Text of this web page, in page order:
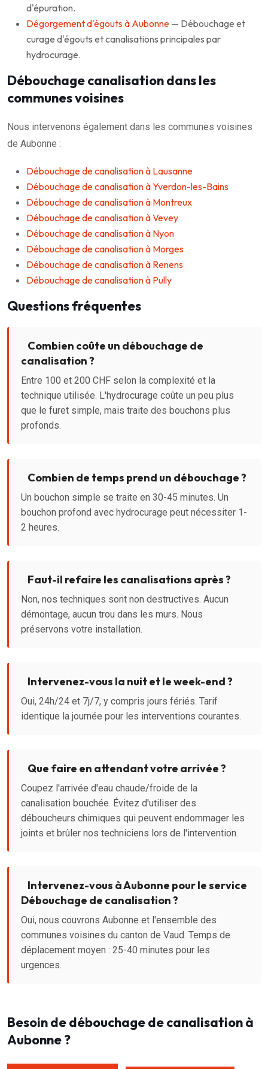
d'épuration.
Dégorgement d'égouts à Aubonne — Débouchage et
curage d'égouts et canalisations principales par
hydrocurage.
Débouchage canalisation dans les
communes voisines
Nous intervenons également dans les communes voisines
de Aubonne :
Débouchage de canalisation à Lausanne
Débouchage de canalisation à Yverdon-les-Bains
Débouchage de canalisation à Montreux
Débouchage de canalisation à Vevey
Débouchage de canalisation à Nyon
Débouchage de canalisation à Morges
Débouchage de canalisation à Renens
Débouchage de canalisation à Pully
Questions fréquentes
Combien coûte un débouchage de
canalisation ?
Entre 100 et 200 CHF selon la complexité et la
technique utilisée. L'hydrocurage coûte un peu plus
que le furet simple, mais traite des bouchons plus
profonds.
Combien de temps prend un débouchage ?
Un bouchon simple se traite en 30-45 minutes. Un
bouchon profond avec hydrocurage peut nécessiter 1-
2 heures.
Faut-il refaire les canalisations après ?
Non, nos techniques sont non destructives. Aucun
démontage, aucun trou dans les murs. Nous
préservons votre installation.
Intervenez-vous la nuit et le week-end ?
Oui, 24h/24 et 7j/7, y compris jours fériés. Tarif
identique la journée pour les interventions courantes.
Que faire en attendant votre arrivée ?
Coupez l'arrivée d'eau chaude/froide de la
canalisation bouchée. Évitez d'utiliser des
déboucheurs chimiques qui peuvent endommager les
joints et brûler nos techniciens lors de l'intervention.
Intervenez-vous à Aubonne pour le service
Débouchage de canalisation ?
Oui, nous couvrons Aubonne et l'ensemble des
communes voisines du canton de Vaud. Temps de
déplacement moyen : 25-40 minutes pour les
urgences.
Besoin de débouchage de canalisation à
Aubonne ?